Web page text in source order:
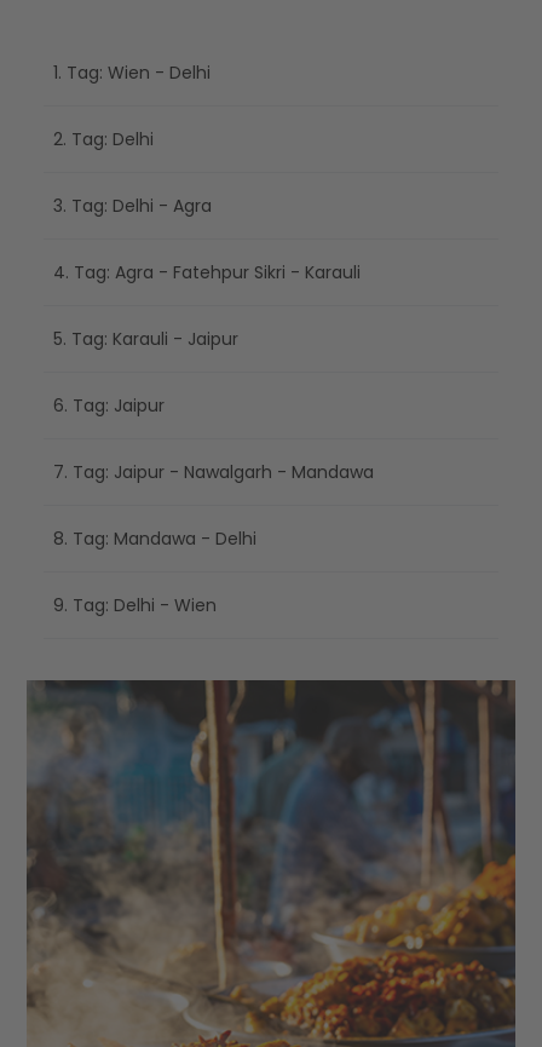
1. Tag: Wien - Delhi
2. Tag: Delhi
3. Tag: Delhi - Agra
4. Tag: Agra - Fatehpur Sikri - Karauli
5. Tag: Karauli - Jaipur
6. Tag: Jaipur
7. Tag: Jaipur - Nawalgarh - Mandawa
8. Tag: Mandawa - Delhi
9. Tag: Delhi - Wien